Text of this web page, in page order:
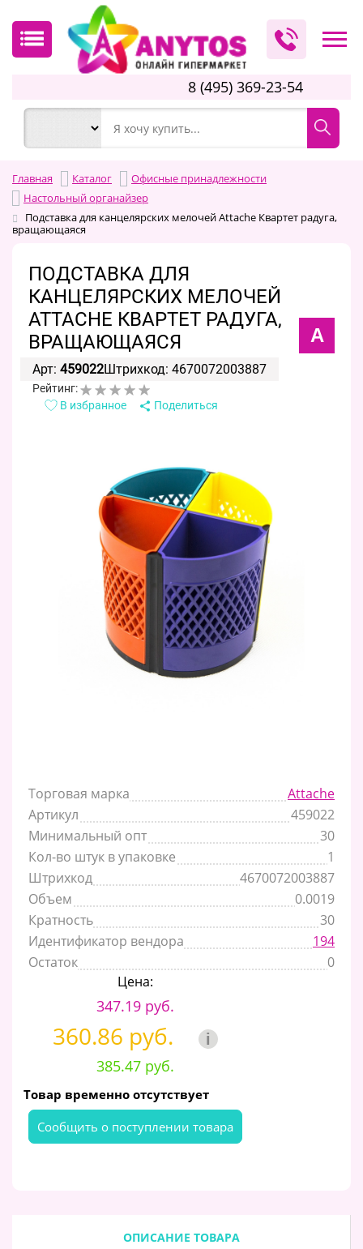
8 (495) 369-23-54
Главная Каталог
Офисные принадлежности
Настольный органайзер
Подставка для канцелярских мелочей Attache Квартет радуга,
вращающаяся
ПОДСТАВКА ДЛЯ
КАНЦЕЛЯРСКИХ МЕЛОЧЕЙ
ATTACHE КВАРТЕТ РАДУГА,
ВРАЩАЮЩАЯСЯ
A
Арт: 459022Штрихкод: 4670072003887
Рейтинг:
В избранное
Поделиться
Торговая марка
Attache
Артикул
459022
Минимальный опт
30
Кол-во штук в упаковке
1
Штрихкод
4670072003887
Объем
0.0019
Кратность
30
Идентификатор вендора
194
Остаток
0
Цена:
347.19 руб.
360.86 руб. i
385.47 руб.
Товар временно отсутствует
Cообщить о поступлении товара
ОПИСАНИЕ ТОВАРА